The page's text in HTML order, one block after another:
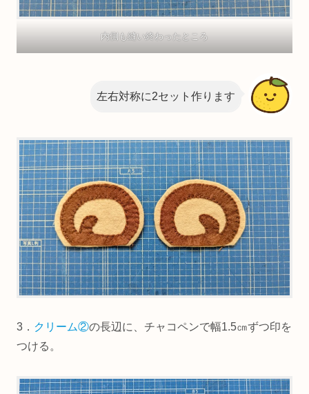
内側も縫い終わったところ
左右対称に2セット作ります
3． クリーム②の長辺に、チャコペンで幅1.5㎝ずつ印を
つける。